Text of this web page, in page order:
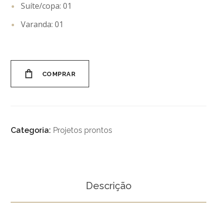
Suíte/copa: 01
Varanda: 01
COMPRAR
Categoria: Projetos prontos
Descrição